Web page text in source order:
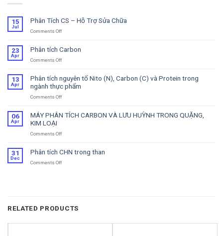
15
Jul
Phân Tích CS – Hỗ Trợ Sửa Chữa
Comments Offon
Tích
CS
Sửa
Chữa
23
Apr
Phân tích Carbon
Comments Offon
Carbon
13
Apr
Phân tích nguyên tố Nito (N), Carbon (C) và Protein trong
ngành thực phẩm
Comments Offon
tích
nguyên
Nito
Carbon
06
Apr
MÁY PHÂN TÍCH CARBON VÀ LƯU HUỲNH TRONG QUẶNG,
KIM LOẠI
Comments Offon
TÍCH
KIM
31
Dec
Phân tích CHN trong than
Comments Offon
RELATED PRODUCTS